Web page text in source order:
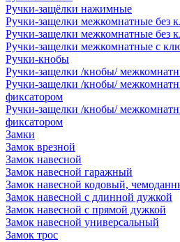
Ручки-защёлки нажимные
Ручки-защелки межкомнатные без
Ручки-защелки межкомнатные без
Ручки-защелки межкомнатные с
Ручки-кнобы
Ручки-защелки /кнобы/
Ручки-защелки /кнобы/
фиксатором
Ручки-защелки /кнобы/
фиксатором
Замки
Замок врезной
Замок навесной
Замок навесной гаражный
Замок навесной кодовый,
Замок навесной с длинной дужкой
Замок навесной с прямой дужкой
Замок навесной универсальный
Замок трос